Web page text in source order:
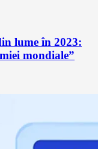
lume în 2023:
mondiale”